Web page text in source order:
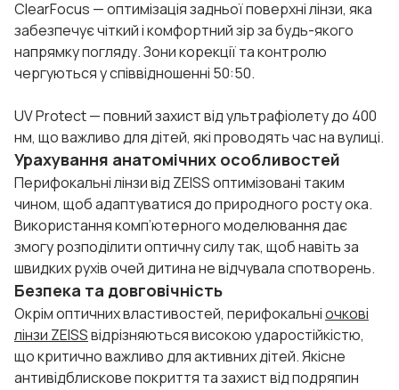
ClearFocus — оптимізація задньої поверхні лінзи, яка
забезпечує чіткий і комфортний зір за будь-якого
напрямку погляду. Зони корекції та контролю
чергуються у співвідношенні 50:50.
UV Protect — повний захист від ультрафіолету до 400
нм, що важливо для дітей, які проводять час на вулиці.
Урахування анатомічних особливостей
Перифокальні лінзи від ZEISS оптимізовані таким
чином, щоб адаптуватися до природного росту ока.
Використання комп’ютерного моделювання дає
змогу розподілити оптичну силу так, щоб навіть за
швидких рухів очей дитина не відчувала спотворень.
Безпека та довговічність
Окрім оптичних властивостей, перифокальніочкові
лінзи ZEISSвідрізняються високою ударостійкістю,
що критично важливо для активних дітей. Якісне
антивідблискове покриття та захист від подряпин